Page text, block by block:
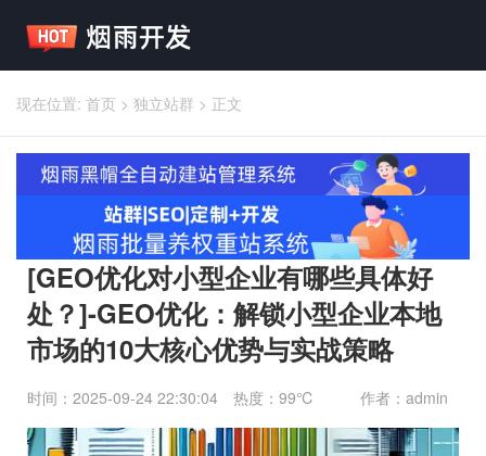
现在位置: 首页 > 独立站群 > 正文
[GEO优化对小型企业有哪些具体好
处？]-GEO优化：解锁小型企业本地
市场的10大核心优势与实战策略
时间：2025-09-24 22:30:04 作者：admin
热度：99℃